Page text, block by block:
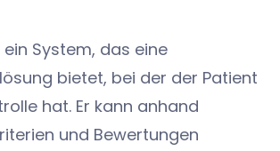
System, das eine
bietet, bei der der Patient
hat. Er kann anhand
und Bewertungen